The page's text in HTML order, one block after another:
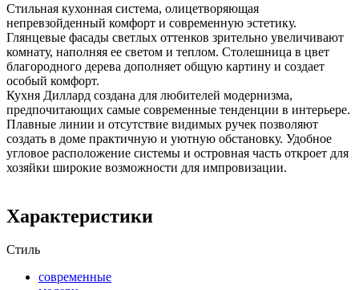
Стильная кухонная система, олицетворяющая
непревзойденный комфорт и современную эстетику.
Глянцевые фасады светлых оттенков зрительно увеличивают
комнату, наполняя ее светом и теплом. Столешница в цвет
благородного дерева дополняет общую картину и создает
особый комфорт.
Кухня Диллард создана для любителей модернизма,
предпочитающих самые современные тенденции в интерьере.
Плавные линии и отсутствие видимых ручек позволяют
создать в доме практичную и уютную обстановку. Удобное
угловое расположение системы и островная часть откроет для
хозяйки широкие возможности для импровизации.
Характеристики
Стиль
современные